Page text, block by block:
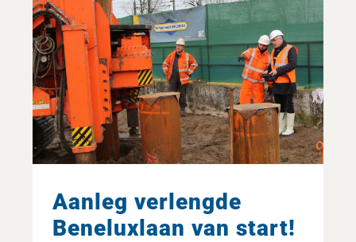
Aanleg verlengde
Beneluxlaan van start!